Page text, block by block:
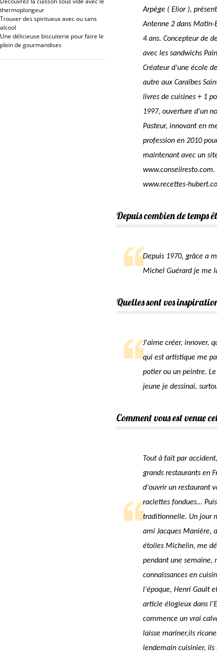
thermoplongeur
Trouver des spiritueux avec ou sans
alcool
Une délicieuse biscuiterie pour faire le
plein de gourmandises
Arpège ( Elior ),
Antenne 2 dans Matin-
4 ans. Concepteur de
avec les sandwichs
Créateur d'une école
autre aux Caraïbes
livres de cuisines + 1
1997, ouverture d'un
Pasteur, innovant en
profession en 2010
maintenant avec un
www.recettes-
Depuis combien de temps
Depuis 1970, grâce a
Michel Guérard je me
Quelles sont vos
J'aime créer, innover,
qui est artistique me
potier ou un peintre.
jeune je dessinai,
Comment vous est venue
Tout à fait par
grands restaurants en
d'ouvrir un restaurant
raclettes fondues...
traditionnelle. Un jour
ami Jacques Manière,
étoiles Michelin, me
pendant une semaine,
connaissances en
l'époque, Henri Gault
article élogieux dans
commence un vrai
laisse mariner,ils
lendemain cuisinier,